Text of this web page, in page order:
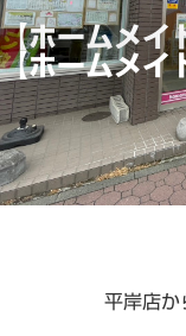
【ホームメイ
【ホームメイ
平岸店か